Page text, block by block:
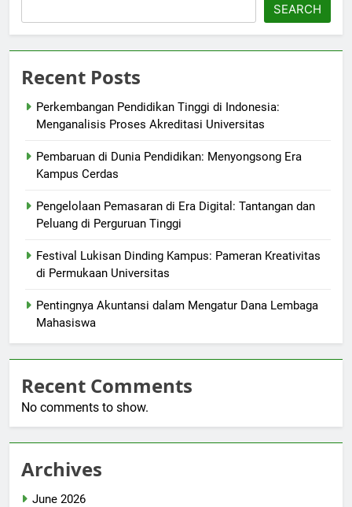
SEARCH
Recent Posts
Perkembangan Pendidikan Tinggi di Indonesia:
Menganalisis Proses Akreditasi Universitas
Pembaruan di Dunia Pendidikan: Menyongsong Era
Kampus Cerdas
Pengelolaan Pemasaran di Era Digital: Tantangan dan
Peluang di Perguruan Tinggi
Festival Lukisan Dinding Kampus: Pameran Kreativitas
di Permukaan Universitas
Pentingnya Akuntansi dalam Mengatur Dana Lembaga
Mahasiswa
Recent Comments
No comments to show.
Archives
June 2026